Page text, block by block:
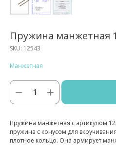
Пружина манжетная
SKU: 12543
Манжетная
Пружина манжетная с артикулом
пружина с конусом для
плотное кольцо. Она армирует